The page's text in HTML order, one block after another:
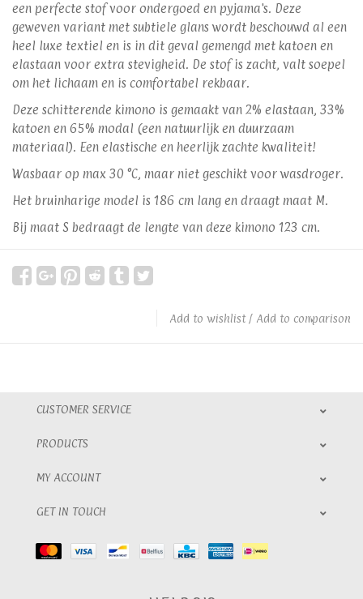
een perfecte stof voor ondergoed en pyjama's. Deze
geweven variant met subtiele glans wordt beschouwd al een
heel luxe textiel en is in dit geval gemengd met katoen en
elastaan voor extra stevigheid. De stof is zacht, valt soepel
om het lichaam en is comfortabel rekbaar.
Deze schitterende kimono is gemaakt van 2% elastaan, 33%
katoen en 65% modal (een natuurlijk en duurzaam
materiaal). Een elastische en heerlijk zachte kwaliteit!
Wasbaar op max 30 °C, maar niet geschikt voor wasdroger.
Het bruinharige model is 186 cm lang en draagt maat M.
Bij maat S bedraagt de lengte van deze kimono 123 cm.
Add to wishlist/ Add to comparison
CUSTOMER SERVICE
PRODUCTS
MY ACCOUNT
GET IN TOUCH